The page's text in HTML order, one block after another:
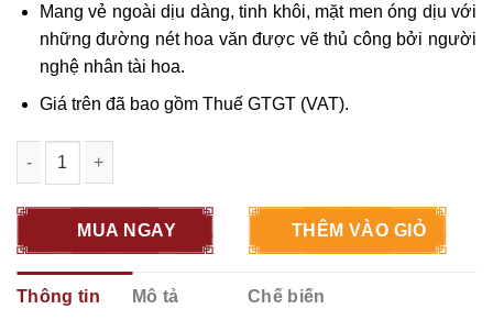
Mang vẻ ngoài dịu dàng, tinh khôi, mặt men óng dịu với
những đường nét hoa văn được vẽ thủ công bởi người
nghệ nhân tài hoa.
Giá trên đã bao gồm Thuế GTGT (VAT).
THÊM VÀO GIỎ
MUA NGAY
Thông tin Mô tả Chế biến